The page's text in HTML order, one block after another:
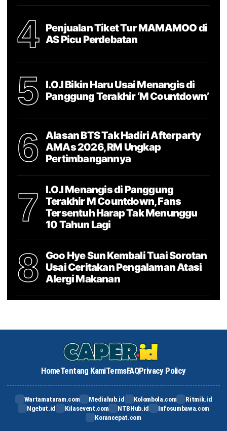
4
Penjualan Tiket Tur MAMAMOO di
AS Picu Perdebatan
5
I.O.I Bikin Haru Usai Menangis di
Panggung Terakhir ‘M Countdown’
6
Alasan BTS Tak Hadiri Afterparty
AMAs 2026, RM Ungkap
Pertimbangannya
7
I.O.I Menangis di Panggung
Terakhir M Countdown, Fans
Tersentuh Harap Tak Menunggu
10 Tahun Lagi
8
Goo Hye Sun Kembali Tuai Sorotan
Usai Ceritakan Pengalaman Atasi
Alergi Makanan
HomeTentang KamiTermsFAQPrivacy Policy
Wartamataram.com Mediahub.id Kolombola.com
Ritmik.id
Ngebut.id
Kilasevent.com NTBHub.id
Infosumbawa.com
Korancepat.com